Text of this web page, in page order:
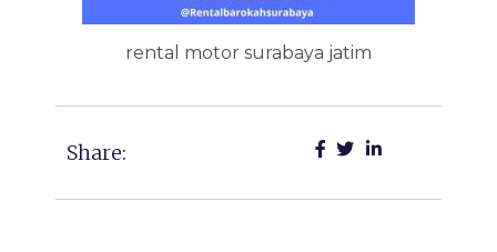
rental motor surabaya jatim
Share: